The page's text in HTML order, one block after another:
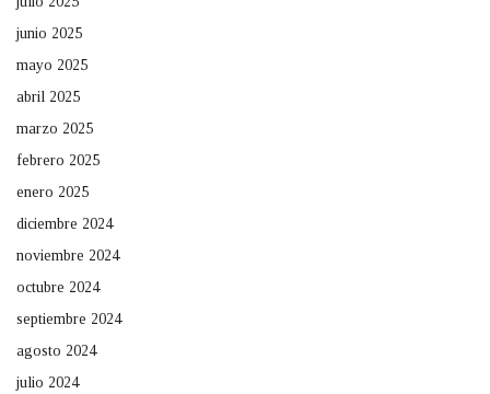
junio 2025
mayo 2025
abril 2025
marzo 2025
febrero 2025
enero 2025
diciembre 2024
noviembre 2024
octubre 2024
septiembre 2024
agosto 2024
julio 2024